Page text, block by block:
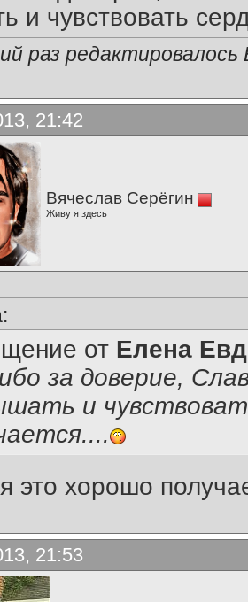
и чувствовать
раз
21:42
Вячеслав Серёгин
Живу я здесь
от Елена
за доверие,
и
это хорошо
21:53